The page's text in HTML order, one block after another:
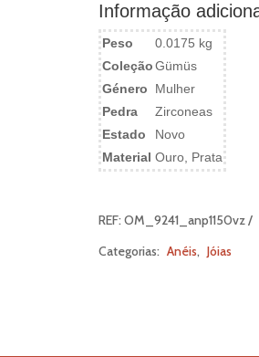
Informação
Peso
0.0175 kg
ColeçãoGümüs
Género
Mulher
Pedra
Zirconeas
Estado
Novo
Material Ouro, Prata
REF:OM_9241_anp1150vz
Categorias: Anéis, Jóias